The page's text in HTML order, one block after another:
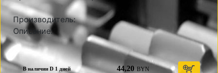
Производитель:
Описание:
В наличии D 1 дней 44,20 BYN